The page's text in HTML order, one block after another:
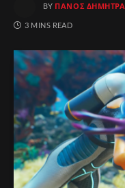
BY ΠΆΝΟΣ
3 MINS READ